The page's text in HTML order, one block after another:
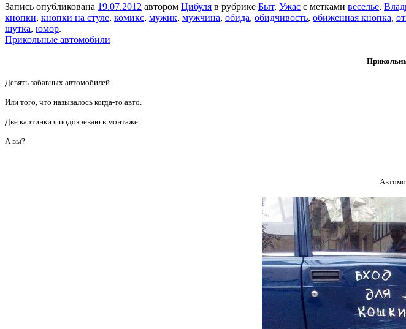
Запись опубликована 19.07.2012 автором Цибуля в рубрике Быт, Ужас с метками веселье,
кнопки, кнопки на стуле, комикс, мужик, мужчина, обида, обидчивость, обиженная кнопка,
шутка, юмор.
Прикольные автомобили
Девять забавных автомобилей.
Или того, что называлось когда-то авто.
Две картинки я подозреваю в монтаже.
А вы?